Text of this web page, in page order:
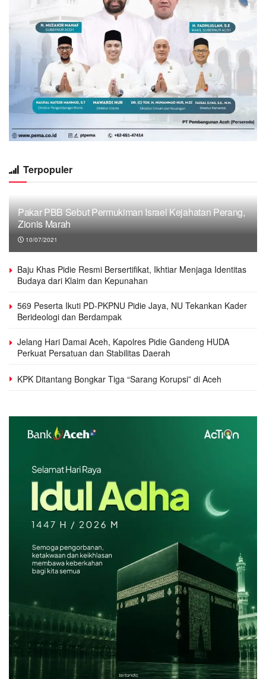
Terpopuler
Pakar PBB Sebut Permukiman Israel Kejahatan Perang,
Zionis Marah
10/07/2021
Baju Khas Pidie Resmi Bersertifikat, Ikhtiar Menjaga Identitas
Budaya dari Klaim dan Kepunahan
569 Peserta Ikuti PD-PKPNU Pidie Jaya, NU Tekankan Kader
Berideologi dan Berdampak
Jelang Hari Damai Aceh, Kapolres Pidie Gandeng HUDA
Perkuat Persatuan dan Stabilitas Daerah
KPK Ditantang Bongkar Tiga “Sarang Korupsi” di Aceh